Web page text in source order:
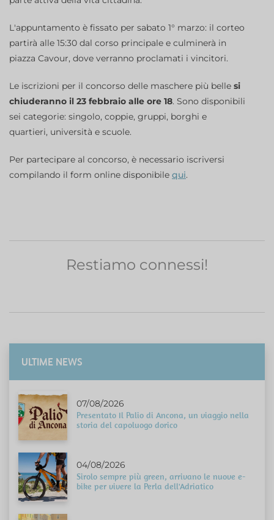
L'appuntamento è fissato per sabato 1° marzo: il corteo
partirà alle 15:30 dal corso principale e culminerà in
piazza Cavour, dove verranno proclamati i vincitori.
Le iscrizioni per il concorso delle maschere più belle si
chiuderanno il 23 febbraio alle ore 18. Sono disponibili
sei categorie: singolo, coppie, gruppi, borghi e
quartieri, università e scuole.
Per partecipare al concorso, è necessario iscriversi
compilando il form online disponibile qui.
Restiamo connessi!
ULTIME NEWS
07/08/2026
Presentato Il Palio di Ancona, un viaggio nella
storia del capoluogo dorico
04/08/2026
Sirolo sempre più green, arrivano le nuove e-
bike per vivere la Perla dell'Adriatico